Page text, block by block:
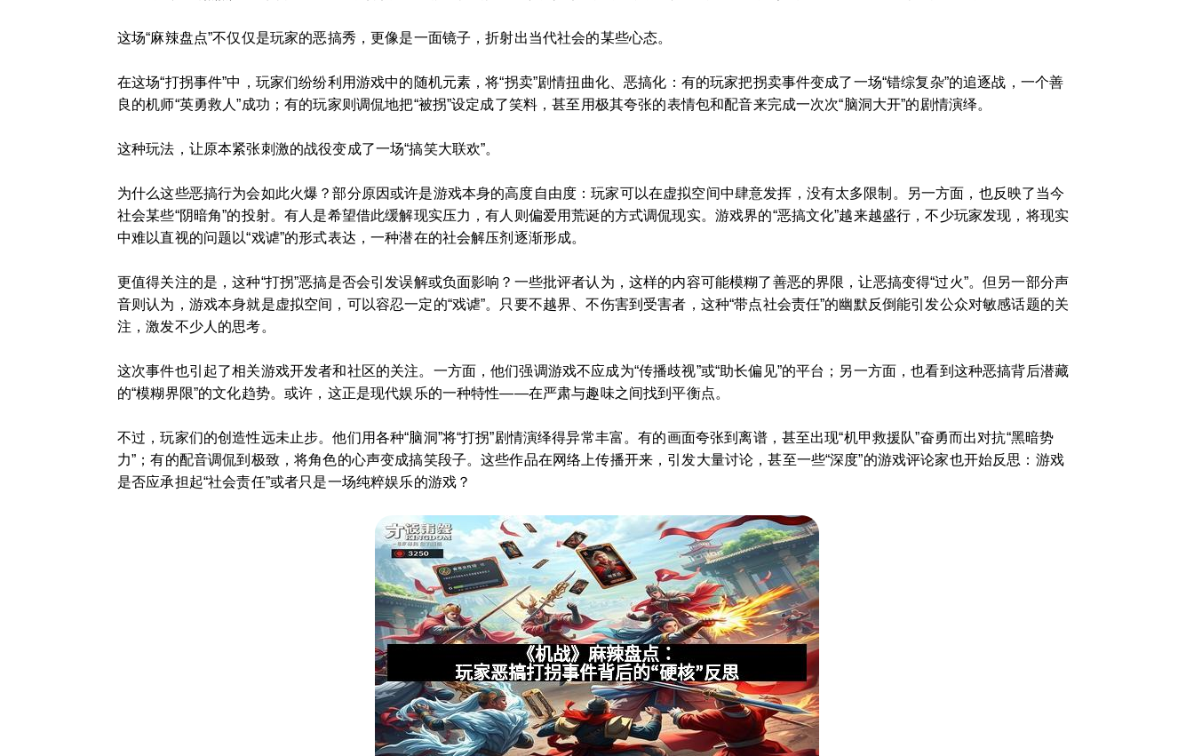
这场“麻辣盘点”不仅仅是玩家的恶搞秀，更像是一面镜子，折射出当代社会的某些心态。
在这场“打拐事件”中，玩家们纷纷利用游戏中的随机元素，将“拐卖”剧情扭曲化、恶搞化：有的玩家把拐卖事件变成了一场“错综复杂”的追逐战，一个善
良的机师“英勇救人”成功；有的玩家则调侃地把“被拐”设定成了笑料，甚至用极其夸张的表情包和配音来完成一次次“脑洞大开”的剧情演绎。
这种玩法，让原本紧张刺激的战役变成了一场“搞笑大联欢”。
为什么这些恶搞行为会如此火爆？部分原因或许是游戏本身的高度自由度：玩家可以在虚拟空间中肆意发挥，没有太多限制。另一方面，也反映了当今
社会某些“阴暗角”的投射。有人是希望借此缓解现实压力，有人则偏爱用荒诞的方式调侃现实。游戏界的“恶搞文化”越来越盛行，不少玩家发现，将现实
中难以直视的问题以“戏谑”的形式表达，一种潜在的社会解压剂逐渐形成。
更值得关注的是，这种“打拐”恶搞是否会引发误解或负面影响？一些批评者认为，这样的内容可能模糊了善恶的界限，让恶搞变得“过火”。但另一部分声
音则认为，游戏本身就是虚拟空间，可以容忍一定的“戏谑”。只要不越界、不伤害到受害者，这种“带点社会责任”的幽默反倒能引发公众对敏感话题的关
注，激发不少人的思考。
这次事件也引起了相关游戏开发者和社区的关注。一方面，他们强调游戏不应成为“传播歧视”或“助长偏见”的平台；另一方面，也看到这种恶搞背后潜藏
的“模糊界限”的文化趋势。或许，这正是现代娱乐的一种特性——在严肃与趣味之间找到平衡点。
不过，玩家们的创造性远未止步。他们用各种“脑洞”将“打拐”剧情演绎得异常丰富。有的画面夸张到离谱，甚至出现“机甲救援队”奋勇而出对抗“黑暗势
力”；有的配音调侃到极致，将角色的心声变成搞笑段子。这些作品在网络上传播开来，引发大量讨论，甚至一些“深度”的游戏评论家也开始反思：游戏
是否应承担起“社会责任”或者只是一场纯粹娱乐的游戏？